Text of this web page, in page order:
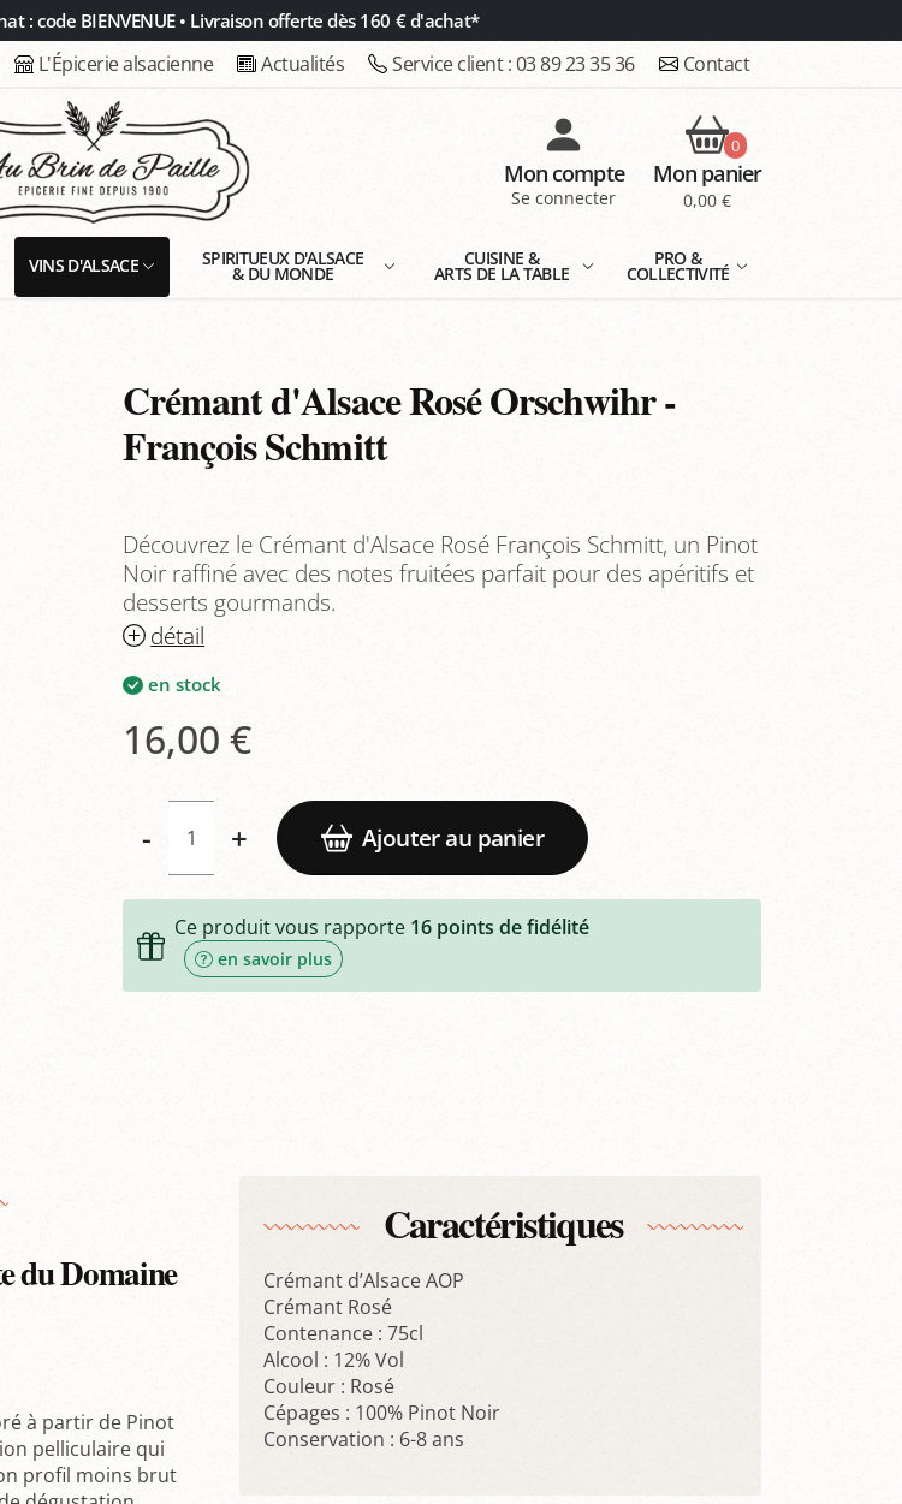
: code BIENVENUE • Livraison offerte dès 160 € d'achat*
L'Épicerie alsacienne Actualités Service client :03 89 23 35 36 Contact
Mon compte
Se connecter
0
Mon panier
0,00 €
VINS D'ALSACE SPIRITUEUX D'ALSACE
& DU MONDE
CUISINE &
ARTS DE LA TABLE
PRO &
COLLECTIVITÉ
Crémant d'Alsace Rosé Orschwihr -
François Schmitt
Découvrez le Crémant d'Alsace Rosé François Schmitt, un Pinot
Noir raffiné avec des notes fruitées parfait pour des apéritifs et
desserts gourmands.
détail
en stock
16,00 €
- + Ajouter au panier
Ce produit vous rapporte 16 points de fidélité
en savoir plus
du Domaine
à partir de Pinot
pelliculaire qui
profil moins brut
Caractéristiques
Crémant d’Alsace AOP
Crémant Rosé
Contenance : 75cl
Alcool : 12% Vol
Couleur : Rosé
Cépages : 100% Pinot Noir
Conservation : 6-8 ans